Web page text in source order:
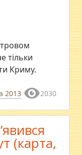
тільки
Криму.
2013 2030
(карта,